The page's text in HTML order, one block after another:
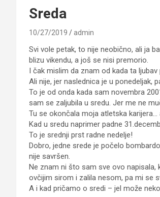
Sreda
10/27/2019 admin
Svi vole petak, to nije neobično, ali ja
blizu vikendu, a još se nisi premorio.
I čak mislim da znam od kada ta
Ali nije, jer naslednica je u ponedeljak,
To je od onda kada sam novembra
sam se zaljubila u sredu. Jer me ne
Tu se okončala moja atletska karijera…
Kad u sredu naprimer padne
To je srednji prst radne nedelje!
Dobro, jedne srede je počelo
nije savršen.
Ne znam ni što sam sve ovo napisala,
ovčijim sirom i zalila nesom, pa mi se
A i kad pričamo o sredi – jel može